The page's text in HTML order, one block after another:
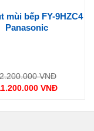
nhiên yên bình
khu vực bếp như
mùi bếp FY-9HZC4
Panasonic
VNĐ
VNĐ
tại